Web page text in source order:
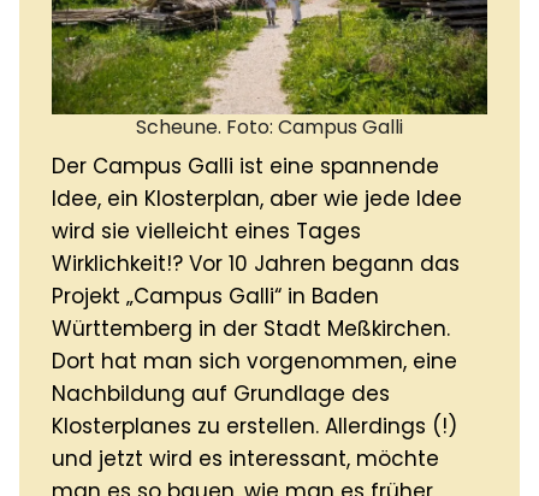
Scheune. Foto: Campus Galli
Der Campus Galli ist eine spannende
Idee, ein Klosterplan, aber wie jede Idee
wird sie vielleicht eines Tages
Wirklichkeit!? Vor 10 Jahren begann das
Projekt „Campus Galli“ in Baden
Württemberg in der Stadt Meßkirchen.
Dort hat man sich vorgenommen, eine
Nachbildung auf Grundlage des
Klosterplanes zu erstellen. Allerdings (!)
und jetzt wird es interessant, möchte